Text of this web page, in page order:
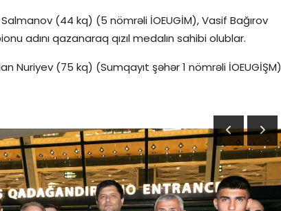
(44 kq) (5 nömrəli İOEUGİM), Vasif Bağırov
adını qazanaraq qızıl medalın sahibi olublar.
Nuriyev (75 kq) (Sumqayıt şəhər 1 nömrəli İOEUGİŞM)